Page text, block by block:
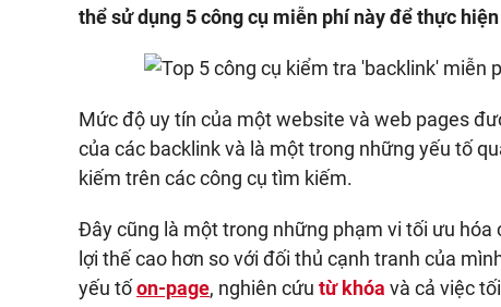
thể sử dụng 5 công cụ miễn phí này để thực
Mức độ uy tín của một website và web pages
của các backlink và là một trong những yếu tố
kiếm trên các công cụ tìm kiếm.
Đây cũng là một trong những phạm vi tối ưu
lợi thế cao hơn so với đối thủ cạnh tranh của
yếu tốon-page, nghiên cứu từ khóa và cả việc